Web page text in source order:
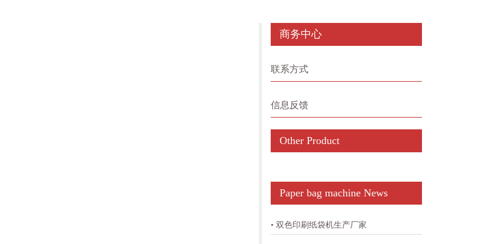
商务中心
联系方式
信息反馈
Other Product
Paper bag machine News
• 双色印刷纸袋机生产厂家​